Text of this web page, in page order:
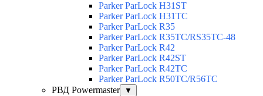
Parker ParLock H31ST
Parker ParLock H31TC
Parker ParLock R35
Parker ParLock R35TC/RS35TC-48
Parker ParLock R42
Parker ParLock R42ST
Parker ParLock R42TC
Parker ParLock R50TC/R56TC
РВД Powermaster
▼